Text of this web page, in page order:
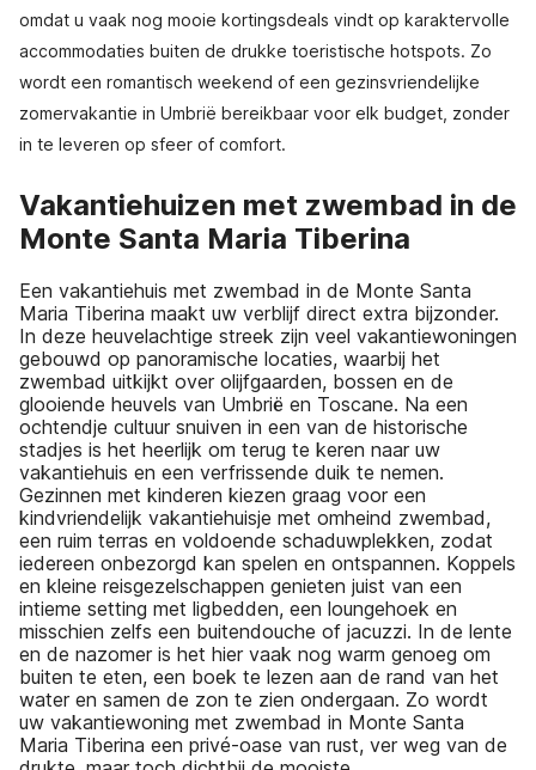
omdat u vaak nog mooie kortingsdeals vindt op karaktervolle
accommodaties buiten de drukke toeristische hotspots. Zo
wordt een romantisch weekend of een gezinsvriendelijke
zomervakantie in Umbrië bereikbaar voor elk budget, zonder
in te leveren op sfeer of comfort.
Vakantiehuizen met zwembad in de
Monte Santa Maria Tiberina
Een vakantiehuis met zwembad in de Monte Santa
Maria Tiberina maakt uw verblijf direct extra bijzonder.
In deze heuvelachtige streek zijn veel vakantiewoningen
gebouwd op panoramische locaties, waarbij het
zwembad uitkijkt over olijfgaarden, bossen en de
glooiende heuvels van Umbrië en Toscane. Na een
ochtendje cultuur snuiven in een van de historische
stadjes is het heerlijk om terug te keren naar uw
vakantiehuis en een verfrissende duik te nemen.
Gezinnen met kinderen kiezen graag voor een
kindvriendelijk vakantiehuisje met omheind zwembad,
een ruim terras en voldoende schaduwplekken, zodat
iedereen onbezorgd kan spelen en ontspannen. Koppels
en kleine reisgezelschappen genieten juist van een
intieme setting met ligbedden, een loungehoek en
misschien zelfs een buitendouche of jacuzzi. In de lente
en de nazomer is het hier vaak nog warm genoeg om
buiten te eten, een boek te lezen aan de rand van het
water en samen de zon te zien ondergaan. Zo wordt
uw vakantiewoning met zwembad in Monte Santa
Maria Tiberina een privé-oase van rust, ver weg van de